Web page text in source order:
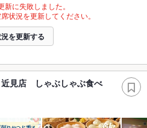
新に失敗しました。
状況を更新してください。
を更新する
見店 しゃぶしゃぶ食べ